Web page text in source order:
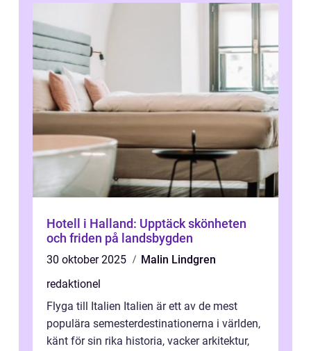
Hotell i Halland: Upptäck skönheten
och friden på landsbygden
30 oktober 2025
Malin Lindgren
redaktionel
Flyga till Italien Italien är ett av de mest
populära semesterdestinationerna i världen,
känt för sin rika historia, vacker arkitektur,